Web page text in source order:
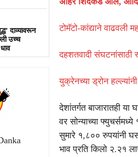
दाव्यावरून
उच्च
टोमॅटो-कांद्याने वाढवली
दहशतवादी संघटनांसाठी
युक्रेनच्या ड्रोन
देशांतर्गत बाजारातही
वर सोन्याच्या
सुमारे १,८०० रुपयांनी
भाव प्रति किलो २.२१